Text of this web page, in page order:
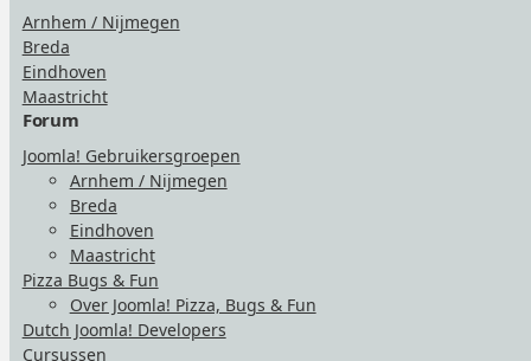
Arnhem / Nijmegen
Breda
Eindhoven
Maastricht
Forum
Joomla! Gebruikersgroepen
Arnhem / Nijmegen
Breda
Eindhoven
Maastricht
Pizza Bugs & Fun
Over Joomla! Pizza, Bugs & Fun
Dutch Joomla! Developers
Cursussen